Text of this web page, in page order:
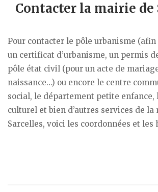
Contacter la mairie de
Pour contacter le pôle urbanisme
un certificat d’urbanisme, un permis
pôle état civil (pour un acte de
naissance…) ou encore le centre
social, le département petite enfance,
culturel et bien d’autres services de
Sarcelles, voici les coordonnées et les